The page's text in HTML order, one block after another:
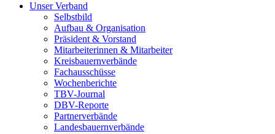
Unser Verband
Selbstbild
Aufbau & Organisation
Präsident & Vorstand
Mitarbeiterinnen & Mitarbeiter
Kreisbauernverbände
Fachausschüsse
Wochenberichte
TBV-Journal
DBV-Reporte
Partnerverbände
Landesbauernverbände